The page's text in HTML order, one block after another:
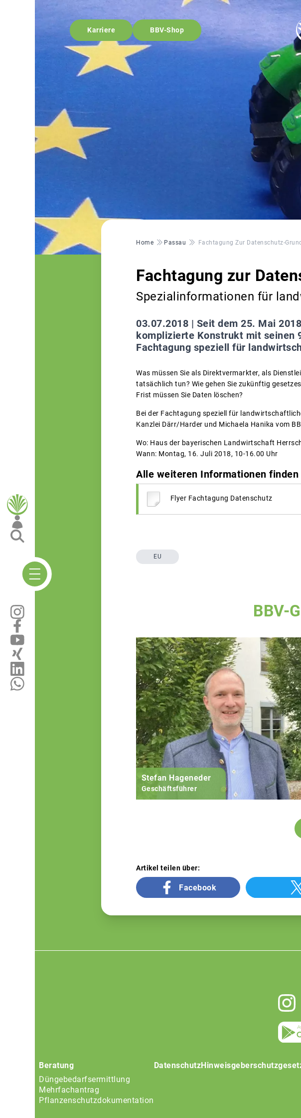
Karriere BBV-Shop
Pfadnavigation
Home Passau Fachtagung Zur Datenschutz-
Fachtagung zur
Spezialinformationen für
03.07.2018 | Seit dem 25. Mai
komplizierte Konstrukt mit seinen
Fachtagung speziell für
Was müssen Sie als Direktvermarkter, als
tatsächlich tun? Wie gehen Sie zukünftig
Frist müssen Sie Daten löschen?
Bei der Fachtagung speziell für
Kanzlei Därr/Harder und Michaela Hanika vom
Wo: Haus der bayerischen Landwirtschaft
Wann: Montag, 16. Juli 2018, 10-16.00 Uhr
Alle weiteren Informationen finden
Flyer Fachtagung Datenschutz
EU
BBV-
Stefan Hageneder
Geschäftsführer
Artikel teilen über:
Facebook
Beratung
Düngebedarfsermittlung
Mehrfachantrag
Pflanzenschutzdokumentation
Datenschutz